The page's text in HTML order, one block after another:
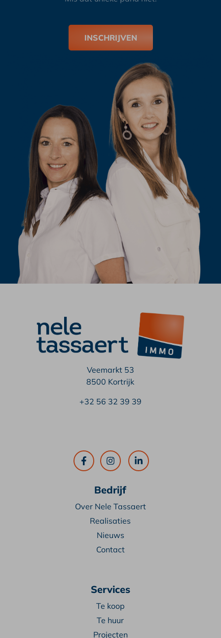
INSCHRIJVEN
Veemarkt 53
8500 Kortrijk
+32 56 32 39 39
Bedrijf
Over Nele Tassaert
Realisaties
Nieuws
Contact
Services
Te koop
Te huur
Projecten